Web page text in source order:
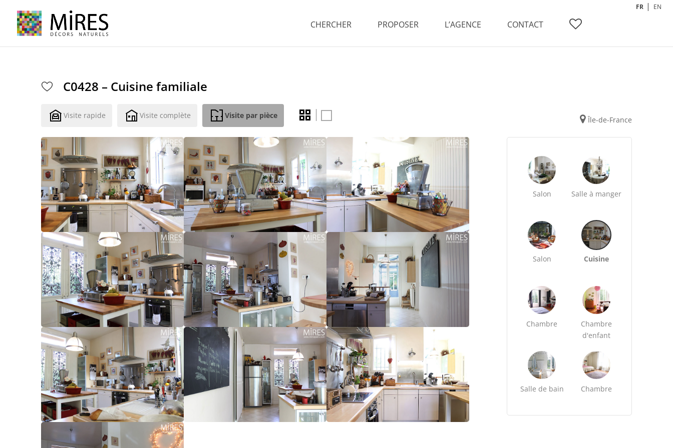
CHERCHER PROPOSER L’AGENCE CONTACT
FR EN
C0428 – Cuisine familiale
Visite rapide Visite complète Visite par pièce Île-de-France
Salon Salle à manger
Salon Cuisine
Chambre
Chambre
d'enfant
Salle de bain Chambre